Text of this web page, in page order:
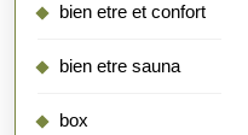
bien etre et confort
bien etre sauna
box